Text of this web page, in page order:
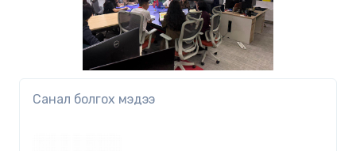
Санал болгох мэдээ